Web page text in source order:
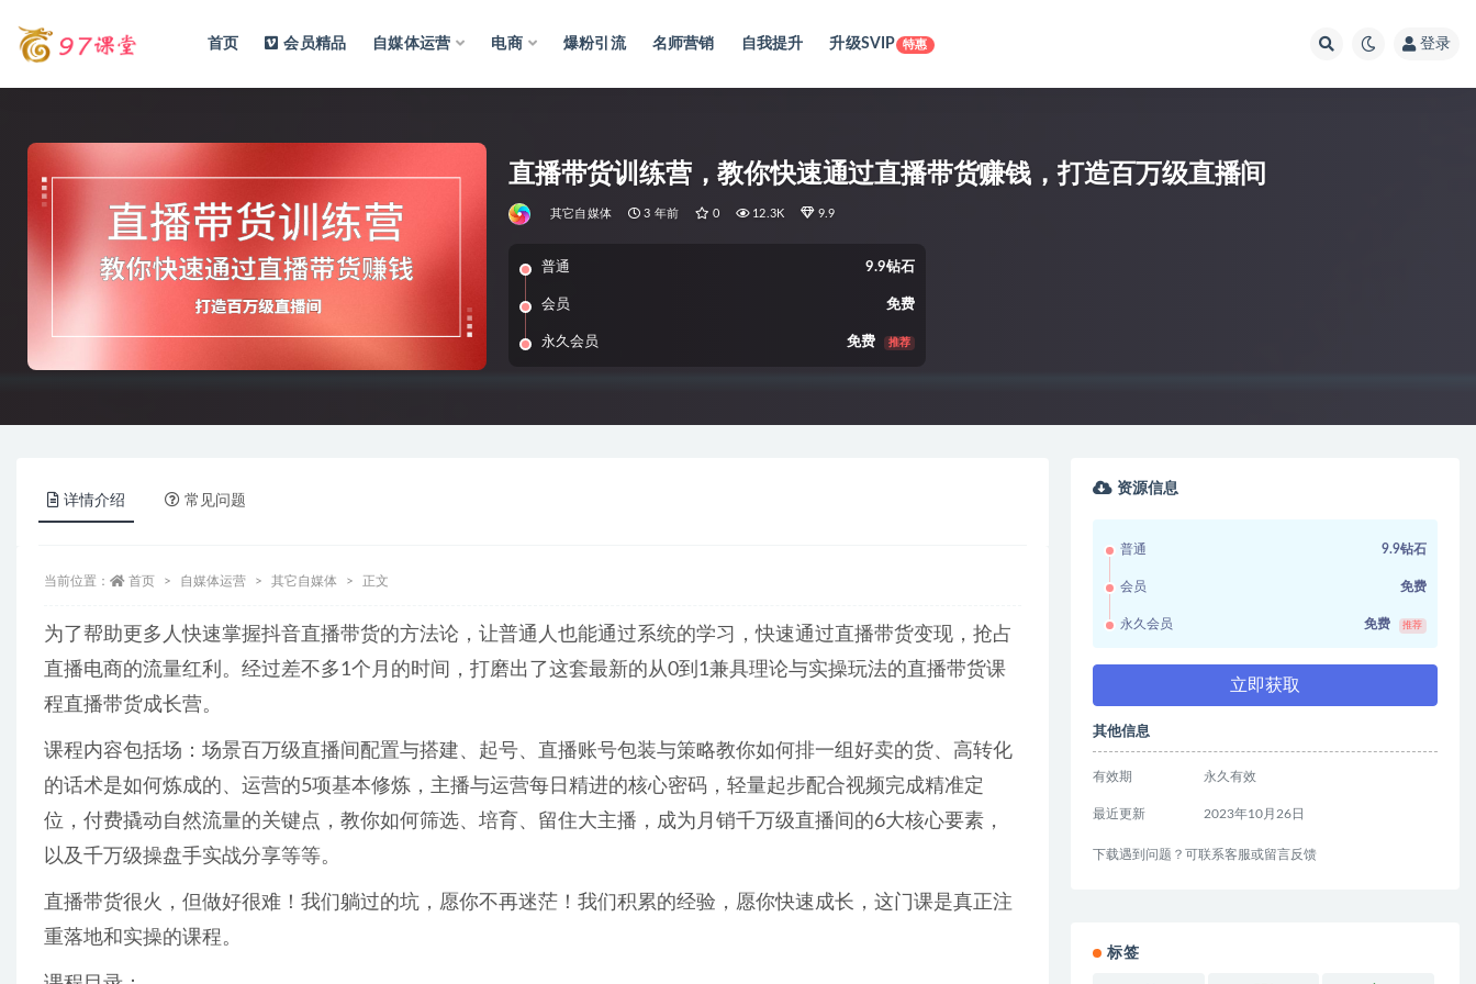
首页 会员精品 自媒体运营 电商 爆粉引流 名师营销 自我提升 升级SVIP 特惠 登录
直播带货训练营，教你快速通过直播带货赚钱，打造百万级直播间
其它自媒体 3 年前 0 12.3K 9.9
普通 9.9钻石
会员 免费
永久会员 免费 推荐
详情介绍 常见问题
当前位置： 首页 自媒体运营 其它自媒体 正文
为了帮助更多人快速掌握抖音直播带货的方法论，让普通人也能通过系统的学习，快速通过直播带货变现，抢占
直播电商的流量红利。经过差不多1个月的时间，打磨出了这套最新的从0到1兼具理论与实操玩法的直播带货课
程直播带货成长营。
课程内容包括场：场景百万级直播间配置与搭建、起号、直播账号包装与策略教你如何排一组好卖的货、高转化
的话术是如何炼成的、运营的5项基本修炼，主播与运营每日精进的核心密码，轻量起步配合视频完成精准定
位，付费撬动自然流量的关键点，教你如何筛选、培育、留住大主播，成为月销千万级直播间的6大核心要素，
以及千万级操盘手实战分享等等。
直播带货很火，但做好很难！我们躺过的坑，愿你不再迷茫！我们积累的经验，愿你快速成长，这门课是真正注
重落地和实操的课程。
资源信息
普通 9.9钻石
会员 免费
永久会员 免费 推荐
立即获取
其他信息
有效期 永久有效
最近更新 2023年10月26日
下载遇到问题？可联系客服或留言反馈
标签